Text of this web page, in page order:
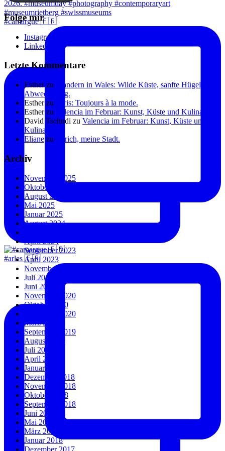
#camargue 🇫🇷
#arles 🇫🇷
Folge mir
Instagram
Linkedin
Letzte Kommentare
Estherzu
Wandern in Wales: Wilde Küste, sanfte Hügel, viel
Abwechslung.
Estherzu
Paris: Toujours à la mode.
Estherzu
Valencia im Februar: Kunst, Küste und Kulinarik.
David Tschudi zu Valencia im Februar: Kunst, Küste und
Kulinarik.
Eliane zu Zürich, meine Stadt.
Archiv
November 2025
Oktober 2025
August 2025
Mai 2025
Januar 2025
August 2024
April 2024
September 2023
April 2023
November 2022
Juli 2022
Juni 2022
November 2020
Oktober 2020
September 2020
März 2020
September 2019
August 2019
Juli 2019
April 2019
Januar 2019
Dezember 2018
November 2018
Oktober 2018
September 2018
Juni 2018
Mai 2018
März 2018
Januar 2018
Dezember 2017